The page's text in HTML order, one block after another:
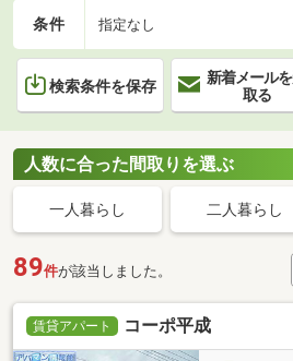
条件 指定なし
検索条件を保存
新着メール
取る
人数に合った間取りを選ぶ
一人暮らし 二人暮らし
89件が該当しました。
賃貸アパート コーポ平成